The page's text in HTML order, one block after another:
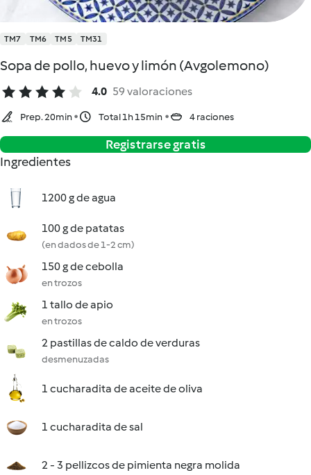
TM7 TM6 TM5 TM31
Sopa de pollo, huevo y limón (Avgolemono)
4.0 59 valoraciones
Prep. 20min Total 1h 15min 4 raciones
Registrarse gratis
Ingredientes
1200 g de agua
100 g de patatas
(en dados de 1-2 cm)
150 g de cebolla
en trozos
1 tallo de apio
en trozos
2 pastillas de caldo de verduras
desmenuzadas
1 cucharadita de aceite de oliva
1 cucharadita de sal
2 - 3 pellizcos de pimienta negra molida